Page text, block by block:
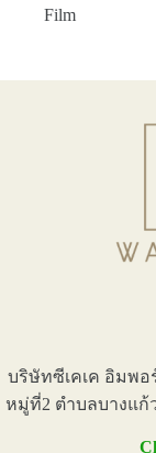
Film
บริษัทซีเคเค อิมพอ
หมู่ที่2 ตำบลบางแก้